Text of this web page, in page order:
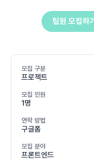
팀원 모집하기
모집 구분
프로젝트
모집 인원
1명
연락 방법
구글폼
모집 분야
프론트엔드